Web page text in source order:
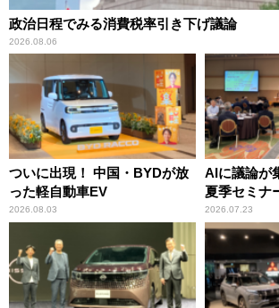
政治日程でみる消費税率引き下げ議論
2026.08.06
ついに出現！ 中国・BYDが放
った軽自動車EV
2026.08.03
AIに議論が
夏季セミナ
2026.07.23